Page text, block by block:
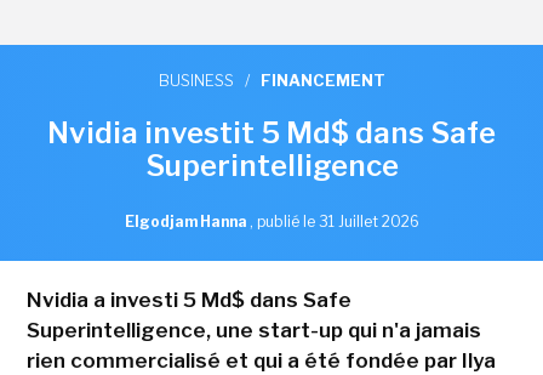
BUSINESS / FINANCEMENT
Nvidia investit 5 Md$ dans Safe
Superintelligence
Elgodjam Hanna , publié le 31 Juillet 2026
Nvidia a investi 5 Md$ dans Safe
Superintelligence, une start-up qui n'a jamais
rien commercialisé et qui a été fondée par Ilya